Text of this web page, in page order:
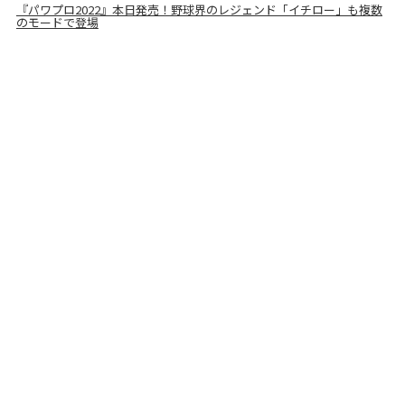
『パワプロ2022』本日発売！野球界のレジェンド「イチロー」も複数
のモードで登場